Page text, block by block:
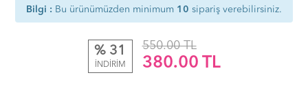
Bilgi : Bu ürünümüzden minimum 10 sipariş verebilirsiniz.
% 31
İNDİRİM
550.00 TL
380.00 TL